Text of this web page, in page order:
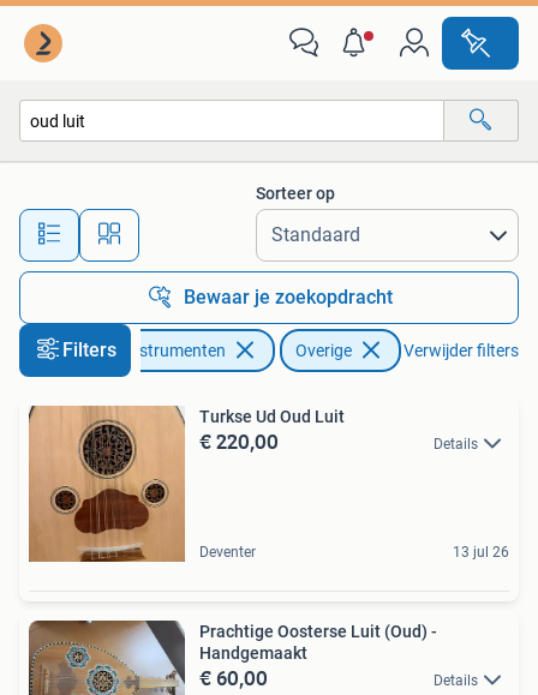
Alle afstanden…
Sorteer op
Bewaar je zoekopdracht
Filters
Muziek en Instrumenten Overige Verwijder filters
Turkse Ud Oud Luit
€ 220,00 Details
Deventer 13 jul 26
Prachtige Oosterse Luit (Oud) -
Handgemaakt
€ 60,00 Details